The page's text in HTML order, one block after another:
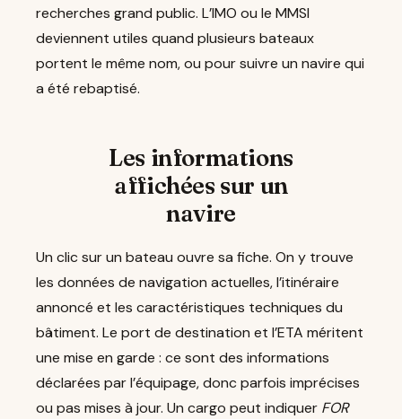
recherches grand public. L’IMO ou le MMSI
deviennent utiles quand plusieurs bateaux
portent le même nom, ou pour suivre un navire qui
a été rebaptisé.
Les informations
affichées sur un
navire
Un clic sur un bateau ouvre sa fiche. On y trouve
les données de navigation actuelles, l’itinéraire
annoncé et les caractéristiques techniques du
bâtiment. Le port de destination et l’ETA méritent
une mise en garde : ce sont des informations
déclarées par l’équipage, donc parfois imprécises
ou pas mises à jour. Un cargo peut indiquer FOR